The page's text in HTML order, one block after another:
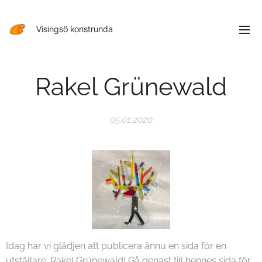
Visingsö konstrunda
Rakel Grünewald
05.01.2020
Idag har vi glädjen att publicera ännu en sida för en